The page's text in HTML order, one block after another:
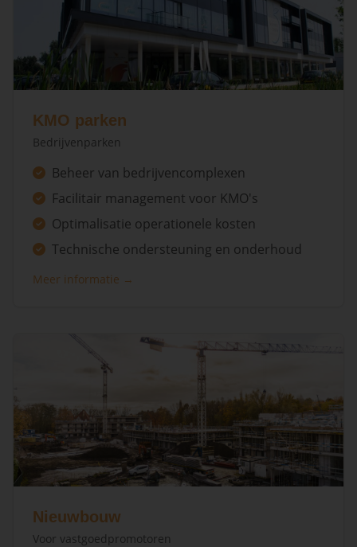
KMO parken
Bedrijvenparken
Beheer van bedrijvencomplexen
Facilitair management voor KMO's
Optimalisatie operationele kosten
Technische ondersteuning en onderhoud
Meer informatie →
Nieuwbouw
Voor vastgoedpromotoren